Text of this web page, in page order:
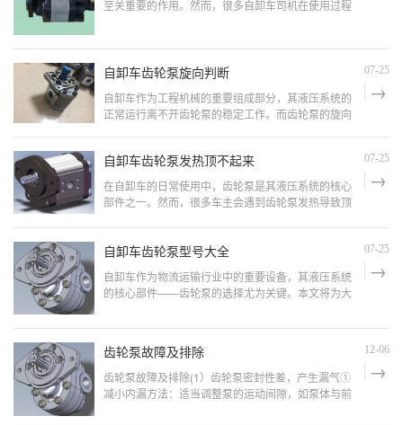
至关重要的作用。然而，很多自卸车司机在使用过程
自卸车齿轮泵发热的主要原因，并提供有效的解决方
案。自卸车齿轮泵发热的主要原因：1. 油液温度过高
自卸车齿轮泵旋向判断 07-25
自卸车作为工程机械的重要组成部分，其液压系统的
正常运行离不开齿轮泵的稳定工作。而齿轮泵的旋向
自卸车齿轮泵旋向的定义：1. 旋向的基本概念齿轮泵
的旋向指的是齿轮泵在工作时齿轮的旋转方向。一般
分为正向旋
自卸车齿轮泵发热顶不起来 07-25
在自卸车的日常使用中，齿轮泵是其液压系统的核心
部件之一。然而，很多车主会遇到齿轮泵发热导致顶
析齿轮泵发热的原因，并提供有效的解决方案。自卸
间工作后会
自卸车齿轮泵型号大全 07-25
自卸车作为物流运输行业中的重要设备，其液压系统
的核心部件——齿轮泵的选择尤为关键。本文将为大
牌，帮助大家更好地了解和选购适合的齿轮泵。自卸
号多种多样，主要包括以下几种：CBG系列齿轮泵适
用于中小型自
齿轮泵故障及排除 12-06
齿轮泵故障及排除(1）齿轮泵密封性差，产生漏气①
减小内漏方法：适当调整泵的运动间隙，如泵体与前